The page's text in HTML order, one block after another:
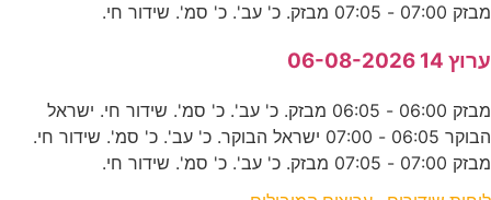
מבזק 07:00 - 07:05 מבזק. כ' עב'. כ' סמ'. שידור חי.
ערוץ 14 06-08-2026
מבזק 06:00 - 06:05 מבזק. כ' עב'. כ' סמ'. שידור חי. ישראל
הבוקר 06:05 - 07:00 ישראל הבוקר. כ' עב'. כ' סמ'. שידור חי.
מבזק 07:00 - 07:05 מבזק. כ' עב'. כ' סמ'. שידור חי.